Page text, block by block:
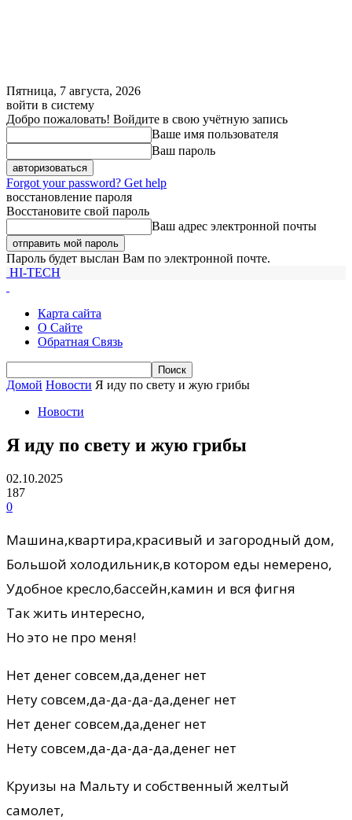
Пятница, 7 августа, 2026
войти в систему
Добро пожаловать! Войдите в свою учётную запись
Ваше имя пользователя
Ваш пароль
Forgot your password? Get help
восстановление пароля
Восстановите свой пароль
Ваш адрес электронной почты
Пароль будет выслан Вам по электронной почте.
HI-TECH
Карта сайта
О Сайте
Обратная Связь
Домой Новости Я иду по свету и жую грибы
Новости
Я иду по свету и жую грибы
02.10.2025
187
0
Машина,квартира,красивый и загородный дом,
Большой холодильник,в котором еды немерено,
Удобное кресло,бассейн,камин и вся фигня
Так жить интересно,
Но это не про меня!
Нет денег совсем,да,денег нет
Нету совсем,да-да-да-да,денег нет
Нет денег совсем,да,денег нет
Нету совсем,да-да-да-да,денег нет
Круизы на Мальту и собственный желтый
самолет,